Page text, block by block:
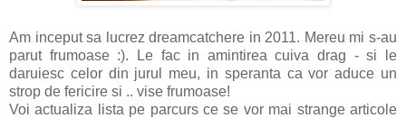
Am inceput sa lucrez dreamcatchere in 2011. Mereu mi s-au
parut frumoase :). Le fac in amintirea cuiva drag - si le
daruiesc celor din jurul meu, in speranta ca vor aduce un
strop de fericire si .. vise frumoase!
Voi actualiza lista pe parcurs ce se vor mai strange articole